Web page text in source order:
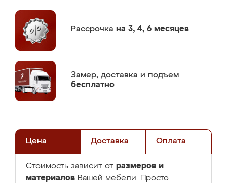
Рассрочка на 3, 4, 6 месяцев
Замер, доставка и подъем
бесплатно
Цена Доставка Оплата
Стоимость зависит от размеров и
материалов Вашей мебели. Просто